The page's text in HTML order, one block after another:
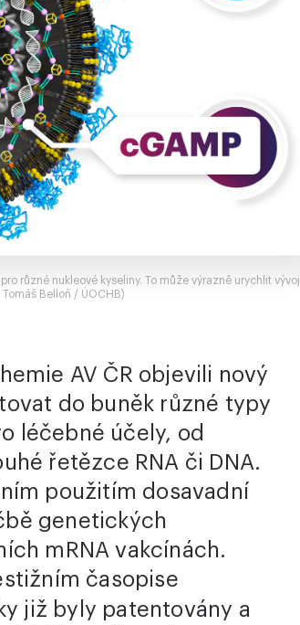
různé nukleové kyseliny. To může výrazně urychlit vývoj
Belloň / ÚOCHB)
AV ČR objevili nový
do buněk různé typy
léčebné účely, od
řetězce RNA či DNA.
použitím dosavadní
genetických
mRNA vakcínách.
časopise
již byly patentovány a